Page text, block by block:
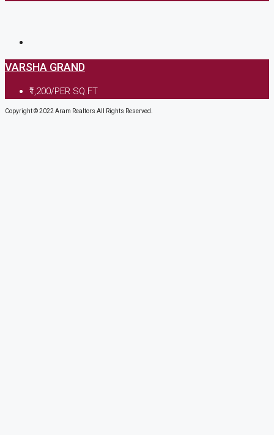
VARSHA GRAND
₹1,200/PER SQ.FT
Copyright © 2022 Aram Realtors All Rights Reserved.